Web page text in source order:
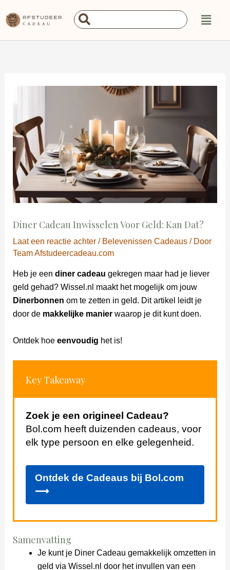
naar
Main
Search
...
Diner Cadeau Inwisselen Voor Geld: Kan Dat?
Laat een reactie achter / Belevenissen Cadeaus/ Door
Team Afstudeercadeau.com
Heb je een diner cadeau gekregen maar had je liever
geld gehad? Wissel.nl maakt het mogelijk om jouw
Dinerbonnen om te zetten in geld. Dit artikel leidt je
door de makkelijke manierwaarop je dit kunt doen.
Ontdek hoe eenvoudig het is!
Key Takeaway
Zoek je een origineel Cadeau?
Bol.com heeft duizenden cadeaus, voor
elk type persoon en elke gelegenheid.
Ontdek de Cadeaus bij Bol.com
⟶
Samenvatting
Je kunt je Diner Cadeau gemakkelijk omzetten in
geld via Wissel.nl door het invullen van een